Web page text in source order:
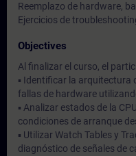
Reemplazo de hardware,
Ejercicios de
Objectives
Al finalizar el curso, el
▪ Identificar la arquitectura
fallas de hardware
▪ Analizar estados de la
condiciones de arranque
▪ Utilizar Watch Tables y
diagnóstico de señales de